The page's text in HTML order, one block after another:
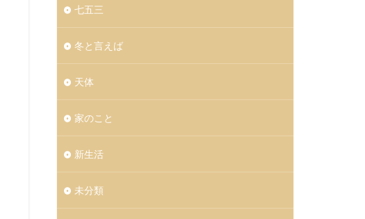
七五三
冬と言えば
天体
家のこと
新生活
未分類